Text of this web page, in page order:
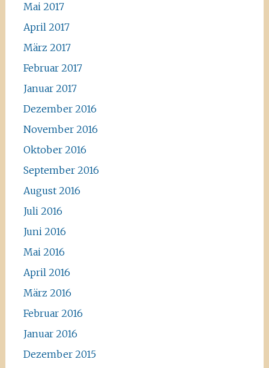
Mai 2017
April 2017
März 2017
Februar 2017
Januar 2017
Dezember 2016
November 2016
Oktober 2016
September 2016
August 2016
Juli 2016
Juni 2016
Mai 2016
April 2016
März 2016
Februar 2016
Januar 2016
Dezember 2015